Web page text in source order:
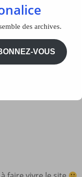
Le Sommeil
La Propreté
Accueil et
transmission
Documents
des archives.
VOUS